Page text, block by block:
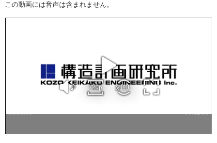
この動画には音声は含まれません。